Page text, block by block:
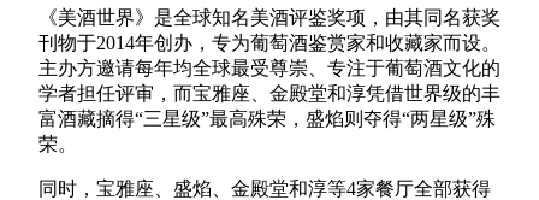
《美酒世界》是全球知名美酒评鉴奖项，由其同名获奖
刊物于2014年创办，专为葡萄酒鉴赏家和收藏家而设。
主办方邀请每年均全球最受尊崇、专注于葡萄酒文化的
学者担任评审，而宝雅座、金殿堂和淳凭借世界级的丰
富酒藏摘得“三星级”最高殊荣，盛焰则夺得“两星级”殊
荣。
同时，宝雅座、盛焰、金殿堂和淳等4家餐厅全部获得